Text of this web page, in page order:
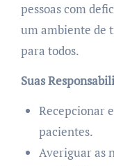
pessoas com
um ambiente de
para todos.
Suas
Recepcionar
pacientes.
Averiguar as